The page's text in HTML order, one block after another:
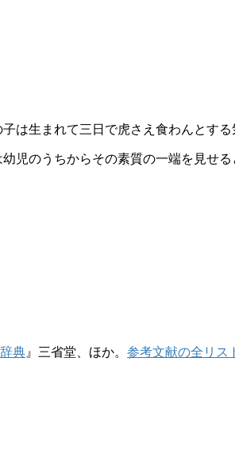
は生まれて三日で虎さえ食わんとする
児のうちからその素質の一端を見せる
典 』三省堂、ほか。 参考文献の全リス